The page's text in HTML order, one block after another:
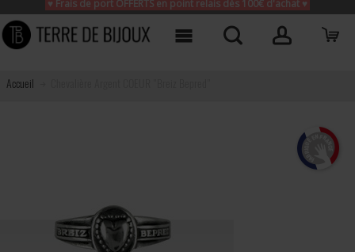
♥ Frais de port OFFERTS en point relais dès 100€ d'achat ♥
Accueil